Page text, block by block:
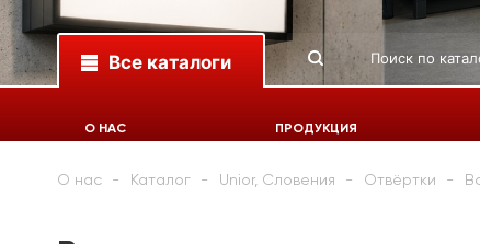
Все каталоги
О НАС ПРОДУКЦИЯ
О нас Каталог Unior, Словения Отвёртки